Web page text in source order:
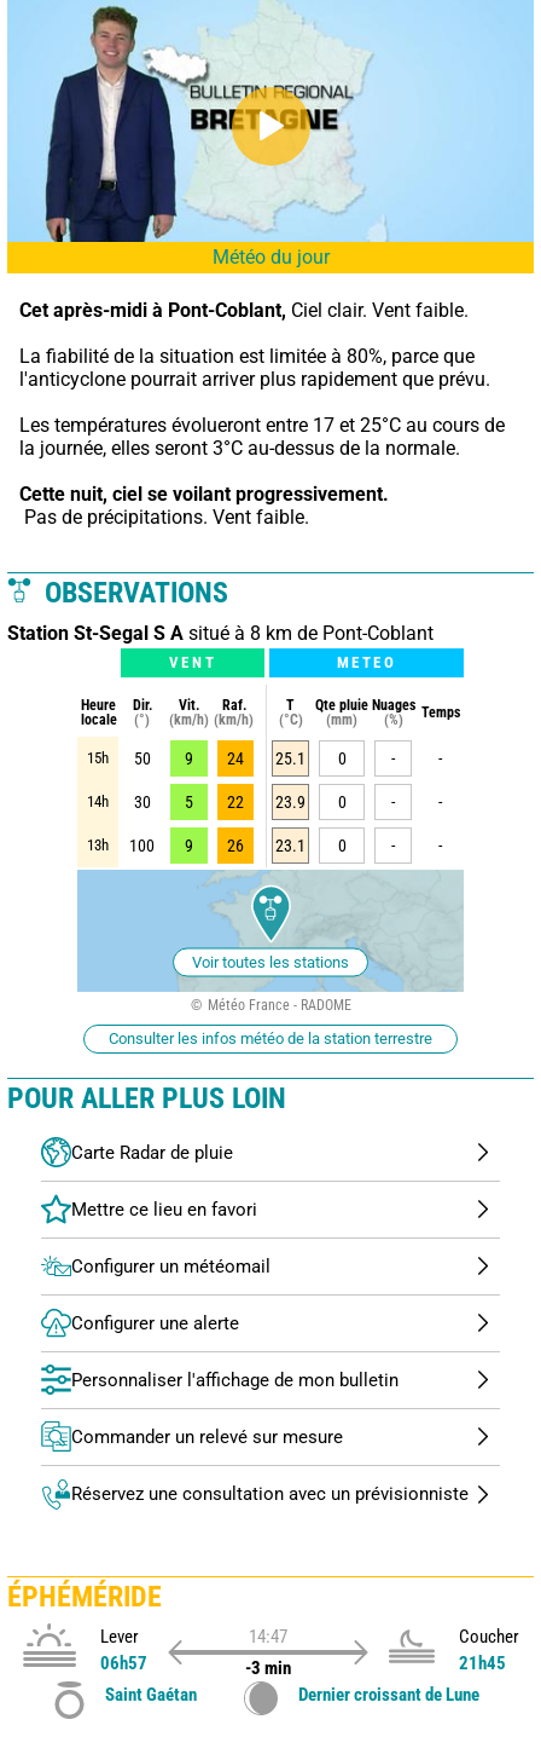
Météo du jour
Cet après-midi à Pont-Coblant, Ciel clair. Vent faible.
La fiabilité de la situation est limitée à 80%, parce que
l'anticyclone pourrait arriver plus rapidement que prévu.
Les températures évolueront entre 17 et 25°C au cours de
la journée, elles seront 3°C au-dessus de la normale.
Cette nuit, ciel se voilant progressivement.
Pas de précipitations. Vent faible.
OBSERVATIONS
Station St-Segal S A situé à 8 km de Pont-Coblant
VENT METEO
Heure
locale
Dir.
(°)
Vit.
(km/h)
Raf.
(km/h)
T
(°C)
Qte pluie
(mm)
Nuages
(%)
Temps
15h 50 9 24 25.1 0 - -
14h 30 5 22 23.9 0 - -
13h 100 9 26 23.1 0 - -
Voir toutes les stations
Météo France - RADOME
Consulter les infos météo de la station terrestre
POUR ALLER PLUS LOIN
Carte Radar de pluie
Configurer un météomail
Configurer une alerte
Personnaliser l'affichage de mon bulletin
Commander un relevé sur mesure
Réservez une consultation avec un prévisionniste
ÉPHÉMÉRIDE
Lever
06h57
14:47
-3 min
Coucher
21h45
Saint Gaétan
Dernier croissant de Lune